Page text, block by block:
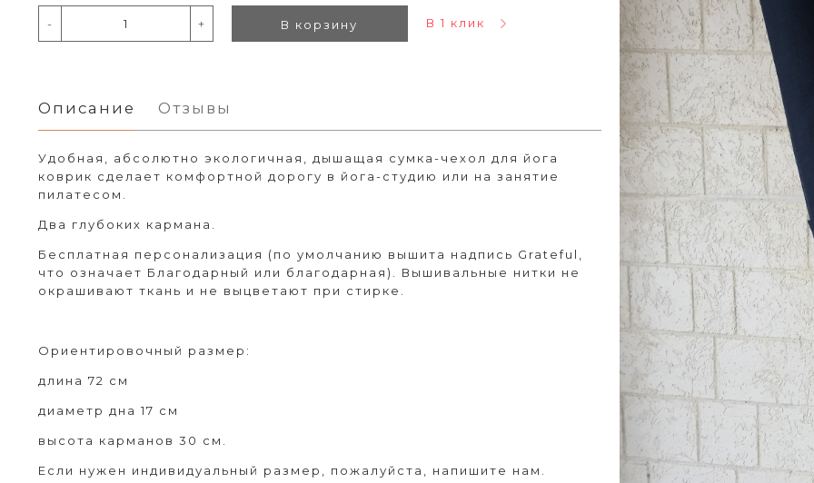
- + В корзину В 1 клик
Описание Отзывы
Удобная, абсолютно экологичная, дышащая сумка-чехол для йога
коврик сделает комфортной дорогу в йога-студию или на занятие
пилатесом.
Два глубоких кармана.
Бесплатная персонализация (по умолчанию вышита надпись Grateful,
что означает Благодарный или благодарная). Вышивальные нитки не
окрашивают ткань и не выцветают при стирке.
Ориентировочный размер:
длина 72 см
диаметр дна 17 см
высота карманов 30 см.
Если нужен индивидуальный размер, пожалуйста, напишите нам.